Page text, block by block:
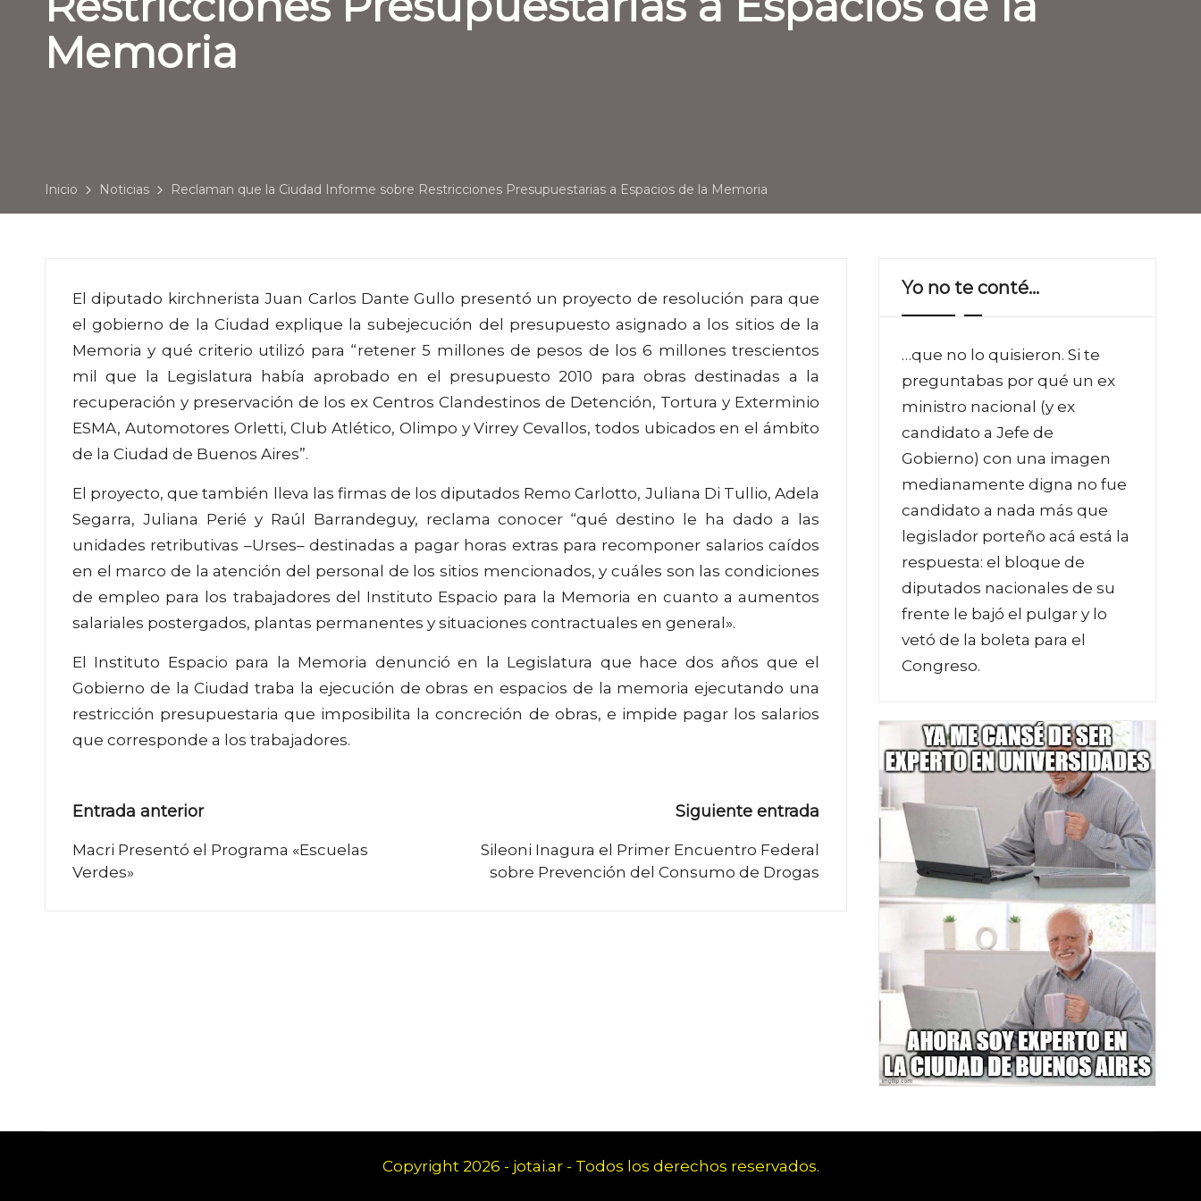
Memoria
Inicio Noticias Reclaman que la Ciudad Informe sobre Restricciones Presupuestarias a Espacios de la Memoria
El diputado kirchnerista Juan Carlos Dante Gullo presentó un proyecto de resolución para que
el gobierno de la Ciudad explique la subejecución del presupuesto asignado a los sitios de la
Memoria y qué criterio utilizó para “retener 5 millones de pesos de los 6 millones trescientos
mil que la Legislatura había aprobado en el presupuesto 2010 para obras destinadas a la
recuperación y preservación de los ex Centros Clandestinos de Detención, Tortura y Exterminio
ESMA, Automotores Orletti, Club Atlético, Olimpo y Virrey Cevallos, todos ubicados en el ámbito
de la Ciudad de Buenos Aires”.
El proyecto, que también lleva las firmas de los diputados Remo Carlotto, Juliana Di Tullio, Adela
Segarra, Juliana Perié y Raúl Barrandeguy, reclama conocer “qué destino le ha dado a las
unidades retributivas –Urses– destinadas a pagar horas extras para recomponer salarios caídos
en el marco de la atención del personal de los sitios mencionados, y cuáles son las condiciones
de empleo para los trabajadores del Instituto Espacio para la Memoria en cuanto a aumentos
salariales postergados, plantas permanentes y situaciones contractuales en general».
El Instituto Espacio para la Memoria denunció en la Legislatura que hace dos años que el
Gobierno de la Ciudad traba la ejecución de obras en espacios de la memoria ejecutando una
restricción presupuestaria que imposibilita la concreción de obras, e impide pagar los salarios
que corresponde a los trabajadores.
Navegación
de
Entrada anterior
Macri Presentó el Programa «Escuelas
Verdes»
Siguiente entrada
Sileoni Inagura el Primer Encuentro Federal
sobre Prevención del Consumo de Drogas
Yo no te conté…
…que no lo quisieron. Si te
preguntabas por qué un ex
ministro nacional (y ex
candidato a Jefe de
Gobierno) con una imagen
medianamente digna no fue
candidato a nada más que
legislador porteño acá está la
respuesta: el bloque de
diputados nacionales de su
frente le bajó el pulgar y lo
vetó de la boleta para el
Congreso.
Copyright 2026 - jotai.ar - Todos los derechos reservados.